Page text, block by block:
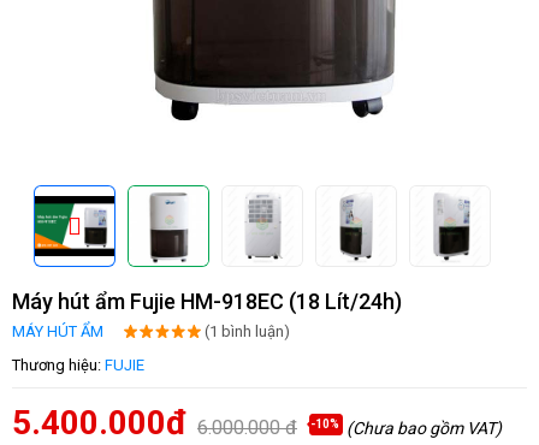
Máy hút ẩm Fujie HM-918EC (18 Lít/24h)
MÁY HÚT ẨM
(1 bình luận)
Thương hiệu: FUJIE
5.400.000đ 6.000.000 đ -10% (Chưa bao gồm VAT)